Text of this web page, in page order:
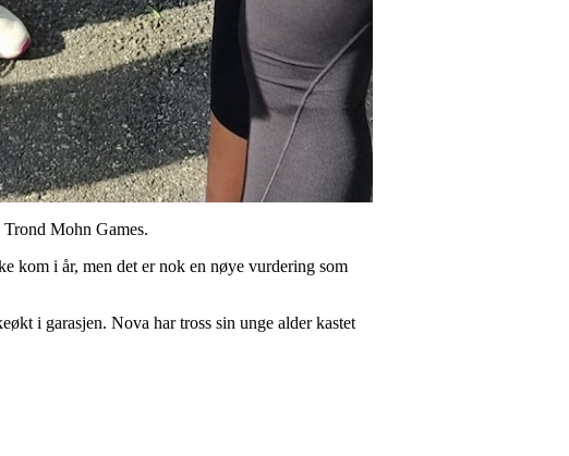
Mohn Games.
kom i år, men det er nok en nøye vurdering som
i garasjen. Nova har tross sin unge alder kastet